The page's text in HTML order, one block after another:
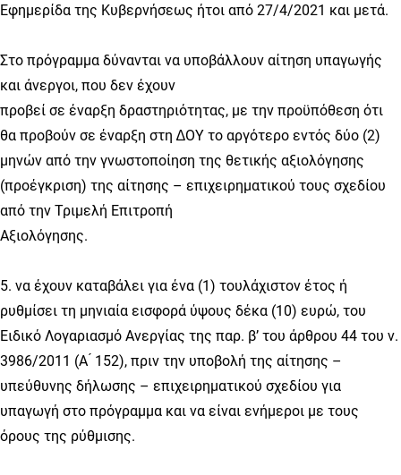
Εφημερίδα της Κυβερνήσεως ήτοι από 27/4/2021 και μετά.
Στο πρόγραμμα δύνανται να υποβάλλουν αίτηση υπαγωγής
και άνεργοι, που δεν έχουν
προβεί σε έναρξη δραστηριότητας, με την προϋπόθεση ότι
θα προβούν σε έναρξη στη ∆ΟΥ το αργότερο εντός δύο (2)
μηνών από την γνωστοποίηση της θετικής αξιολόγησης
(προέγκριση) της αίτησης – επιχειρηματικού τους σχεδίου
από την Τριμελή Επιτροπή
Αξιολόγησης.
5. να έχουν καταβάλει για ένα (1) τουλάχιστον έτος ή
ρυθμίσει τη μηνιαία εισφορά ύψους δέκα (10) ευρώ, του
Ειδικό Λογαριασμό Ανεργίας της παρ. β’ του άρθρου 44 του ν.
3986/2011 (Α ́ 152), πριν την υποβολή της αίτησης –
υπεύθυνης δήλωσης – επιχειρηματικού σχεδίου για
υπαγωγή στο πρόγραμμα και να είναι ενήμεροι με τους
όρους της ρύθμισης.